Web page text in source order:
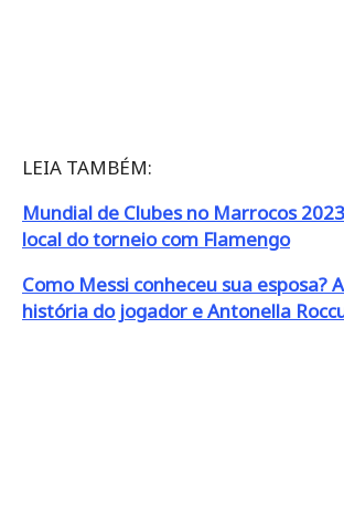
LEIA TAMBÉM:
Mundial de Clubes no Marrocos
local do torneio com Flamengo
Como Messi conheceu sua esposa?
história do jogador e Antonella